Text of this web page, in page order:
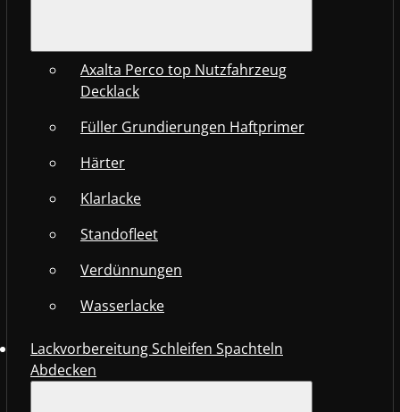
Axalta Perco top Nutzfahrzeug
Decklack
Füller Grundierungen Haftprimer
Härter
Klarlacke
Standofleet
Verdünnungen
Wasserlacke
Lackvorbereitung Schleifen Spachteln
Abdecken